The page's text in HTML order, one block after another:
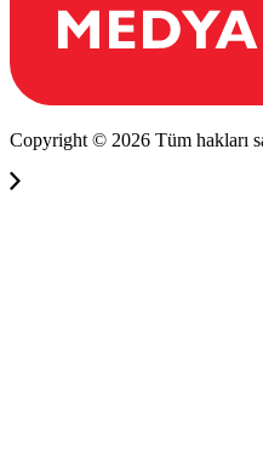
Copyright © 2026 Tüm hakları